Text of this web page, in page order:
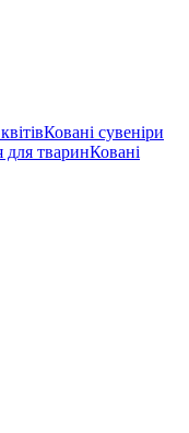
Ковані сувеніри
для тваринКовані